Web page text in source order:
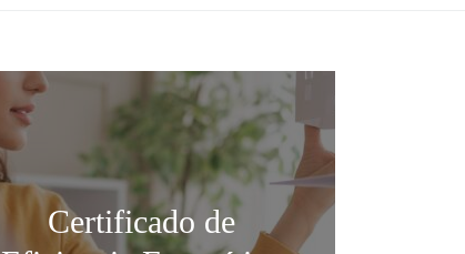
Certificado de